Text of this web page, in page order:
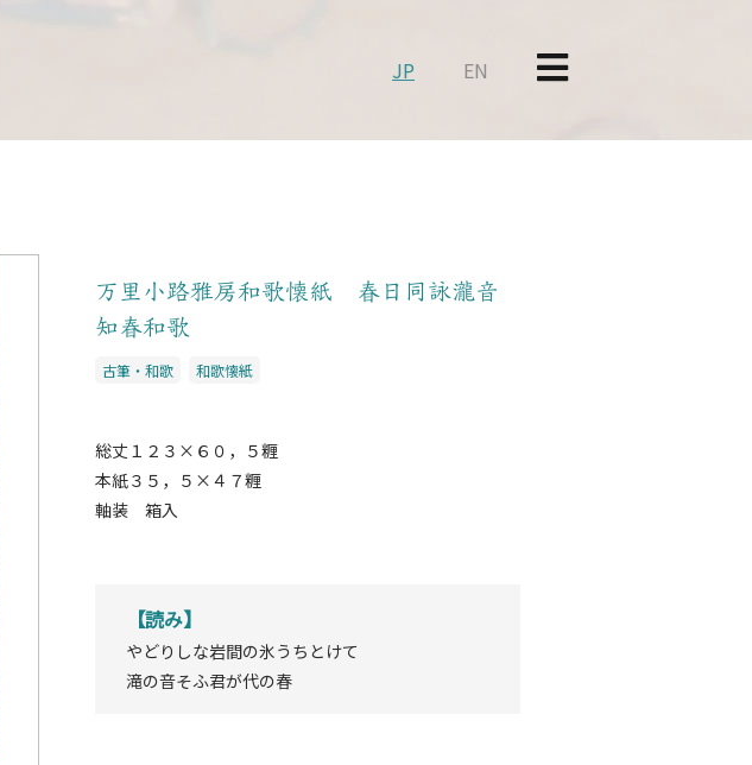
JP EN
万里小路雅房和歌懐紙 春日同詠瀧音
知春和歌
古筆・和歌 和歌懐紙
総丈１２３×６０，５糎
本紙３５，５×４７糎
軸装 箱入
【読み】
やどりしな岩間の氷うちとけて
滝の音そふ君が代の春